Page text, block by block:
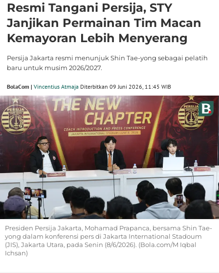
Resmi Tangani Persija, STY
Janjikan Permainan Tim Macan
Kemayoran Lebih Menyerang
Persija Jakarta resmi menunjuk Shin Tae-yong sebagai pelatih
baru untuk musim 2026/2027.
BolaCom | Vincentius Atmaja Diterbitkan 09 Juni 2026, 11:45 WIB
Presiden Persija Jakarta, Mohamad Prapanca, bersama Shin Tae-
yong dalam konferensi pers di Jakarta International Stadoum
(JIS), Jakarta Utara, pada Senin (8/6/2026). (Bola.com/M Iqbal
Ichsan)